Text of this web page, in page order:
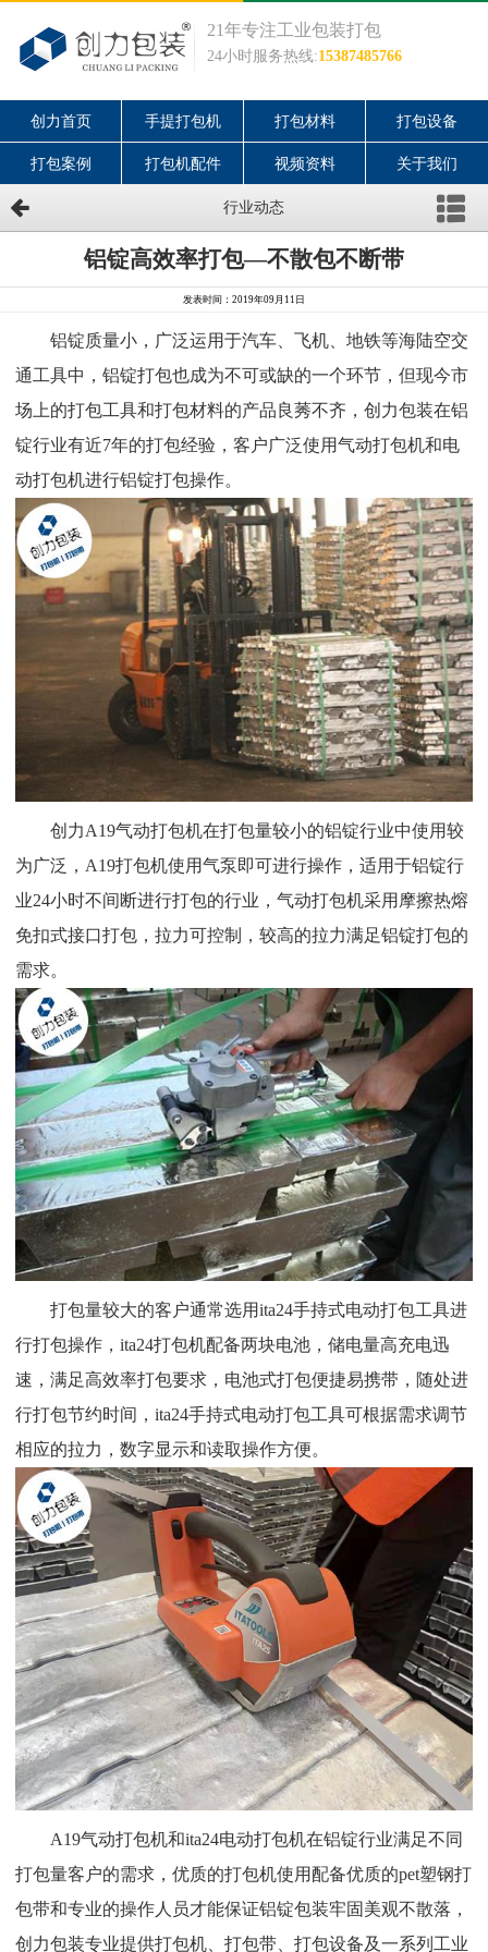
21年专注工业包装打包
24小时服务热线:15387485766
创力首页 手提打包机 打包材料 打包设备
打包案例 打包机配件 视频资料 关于我们
行业动态
铝锭高效率打包—不散包不断带
发表时间：2019年09月11日
铝锭质量小，广泛运用于汽车、飞机、地铁等海陆空交
通工具中，铝锭打包也成为不可或缺的一个环节，但现今市
场上的打包工具和打包材料的产品良莠不齐，创力包装在铝
锭行业有近7年的打包经验，客户广泛使用气动打包机和电
动打包机进行铝锭打包操作。
创力A19气动打包机在打包量较小的铝锭行业中使用较
为广泛，A19打包机使用气泵即可进行操作，适用于铝锭行
业24小时不间断进行打包的行业，气动打包机采用摩擦热熔
免扣式接口打包，拉力可控制，较高的拉力满足铝锭打包的
需求。
打包量较大的客户通常选用ita24手持式电动打包工具进
行打包操作，ita24打包机配备两块电池，储电量高充电迅
速，满足高效率打包要求，电池式打包便捷易携带，随处进
行打包节约时间，ita24手持式电动打包工具可根据需求调节
相应的拉力，数字显示和读取操作方便。
A19气动打包机和ita24电动打包机在铝锭行业满足不同
打包量客户的需求，优质的打包机使用配备优质的pet塑钢打
包带和专业的操作人员才能保证铝锭包装牢固美观不散落，
创力包装专业提供打包机、打包带、打包设备及一系列工业